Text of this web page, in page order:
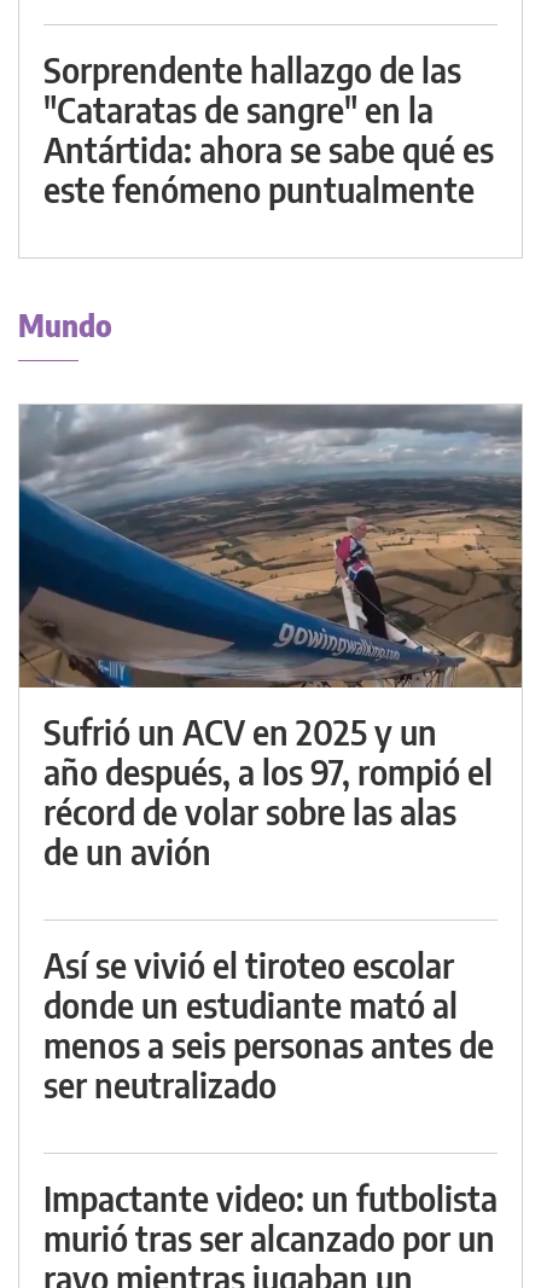
Sorprendente hallazgo de las
"Cataratas de sangre" en la
Antártida: ahora se sabe qué es
este fenómeno puntualmente
Mundo
Sufrió un ACV en 2025 y un
año después, a los 97, rompió el
récord de volar sobre las alas
de un avión
Así se vivió el tiroteo escolar
donde un estudiante mató al
menos a seis personas antes de
ser neutralizado
Impactante video: un futbolista
murió tras ser alcanzado por un
rayo mientras jugaban un